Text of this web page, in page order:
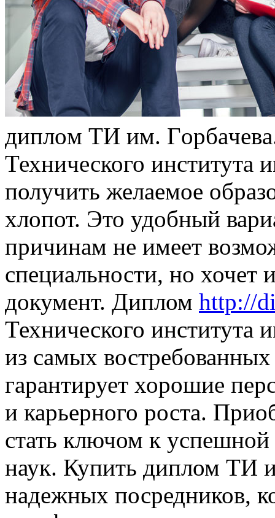
диплoм ТИ им.
Технического института
получить желаемое
хлопот. Это удобный
причинам не имеет
специальности, но хочет
документ. Диплом http://
Технического института
из самых
гарантирует хорошие
и карьерного роста.
стать ключом к успешной
наук. Купить диплом ТИ
надежных посредников,